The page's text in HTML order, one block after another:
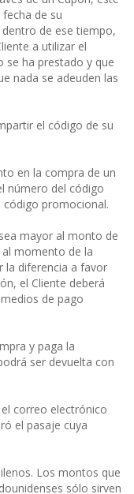
de su
dentro de ese tiempo,
a utilizar el
se ha prestado y que
nada se adeuden las
el código de su
en la compra de un
número del código
promocional.
mayor al monto de
momento de la
la diferencia a favor
el Cliente deberá
de pago
y paga la
ser devuelta con
correo electrónico
el pasaje cuya
Los montos que
sólo sirven